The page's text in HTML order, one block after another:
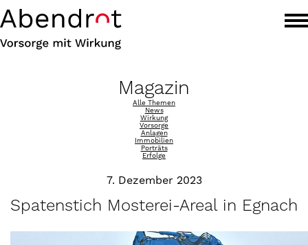
Magazin
Alle Themen
News
Wirkung
Vorsorge
Anlagen
Immobilien
Porträts
Erfolge
7. Dezember 2023
Spatenstich Mosterei-Areal in Egnach